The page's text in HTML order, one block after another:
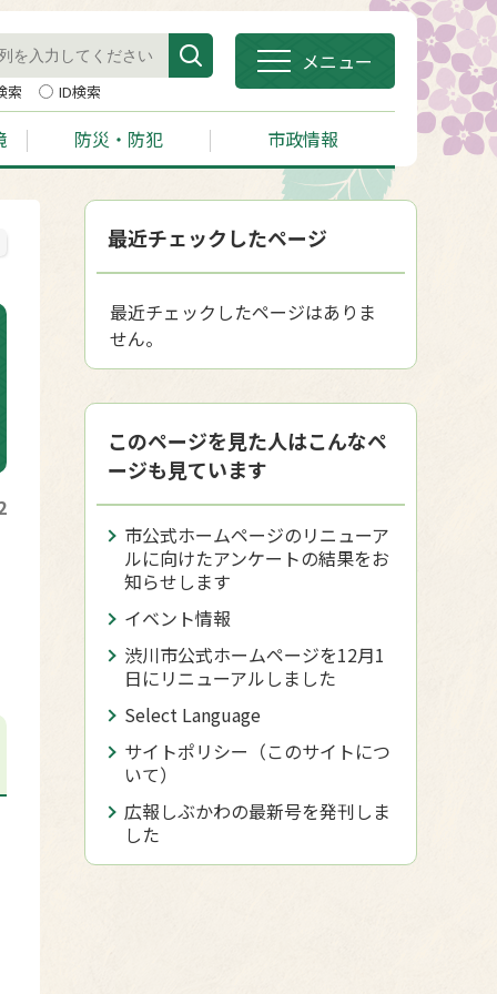
索 ID検索
メニュー
防災・防犯 市政情報
最近チェックしたページ
最近チェックしたページはありま
せん。
このページを見た人はこんなペ
ージも見ています
市公式ホームページのリニューア
ルに向けたアンケートの結果をお
知らせします
イベント情報
渋川市公式ホームページを12月1
日にリニューアルしました
Select Language
サイトポリシー（このサイトにつ
いて）
広報しぶかわの最新号を発刊しま
した